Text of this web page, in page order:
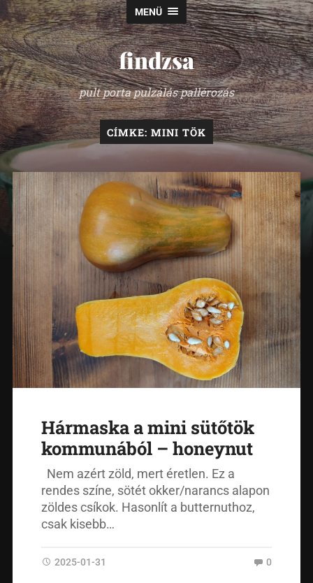
MENÜ
findzsa
pult porta pulzálás pallérozás
CÍMKE: MINI TÖK
Hármaska a mini sütőtök
kommunából – honeynut
Nem azért zöld, mert éretlen. Ez a
rendes színe, sötét okker/narancs alapon
zöldes csíkok. Hasonlít a butternuthoz,
csak kisebb…
2025-01-31 0